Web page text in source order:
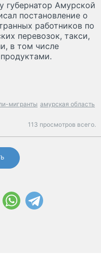
губернатор Амурской
постановление о
работников по
перевозок, такси,
в том числе
мигранты амурская область
113 просмотров всего.